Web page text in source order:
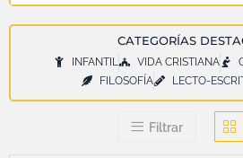
CATEGORÍAS
INFANTIL VIDA CRISTIANA
FILOSOFÍA
LECTO-
Filtrar